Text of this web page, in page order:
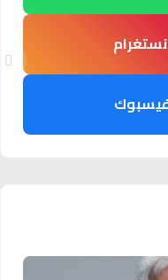
فيسبوك